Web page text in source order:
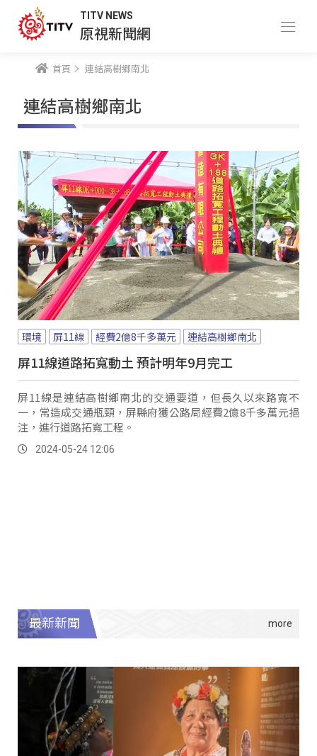
TITV NEWS
原視新聞網
首頁 連結高樹鄉南北
連結高樹鄉南北
環境 屏11線 經費2億8千多萬元 連結高樹鄉南北
屏11線道路拓寬動土 預計明年9月完工
屏11線是連結高樹鄉南北的交通要道，但長久以來路寬不
一，常造成交通瓶頸，屏縣府獲公路局經費2億8千多萬元挹
注，進行道路拓寬工程。
2024-05-24 12:06
最新新聞